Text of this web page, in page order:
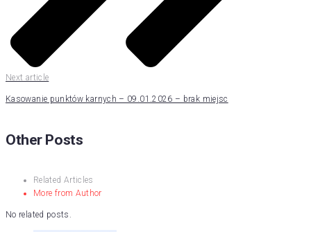
Next article
Kasowanie punktów karnych – 09.01.2026 – brak miejsc
Other Posts
Related Articles
More from Author
No related posts.